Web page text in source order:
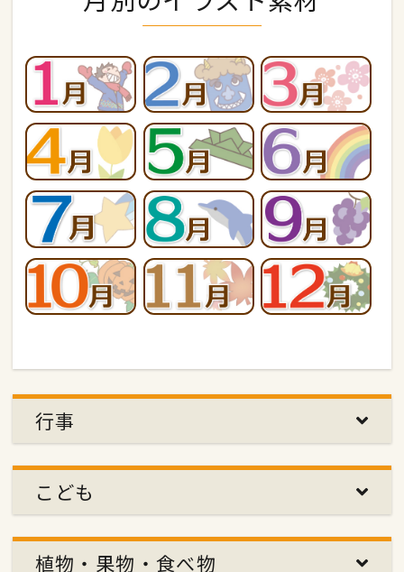
行事
こども
植物・果物・食べ物